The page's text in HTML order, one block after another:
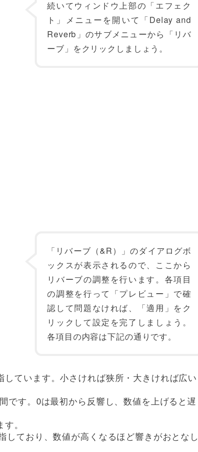
続いてウィンドウ上部の「エフェク
ト」メニューを開いて「Delay and
Reverb」のサブメニューから「リバ
ーブ」をクリックしましょう。
「リバーブ（&R）」のダイアログボ
ックスが表示されるので、ここから
リバーブの調整を行います。各項目
の調整を行って「プレビュー」で確
認して問題なければ、「適用」をク
リックして設定を完了しましょう。
各項目の内容は下記の通りです。
ています。小さければ狭所・大きければ広い
です。0は最初から反響し、数値を上げると遅
。
しており、数値が高くなるほど響きがおとなし